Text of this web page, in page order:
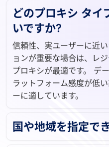
どのプロキシ タイ
いですか?
信頼性、実ユーザーに近
ョンが重要な場合は、レ
プロキシが最適です。 デ
ラットフォーム感度が低
ーに適しています。
国や地域を指定で